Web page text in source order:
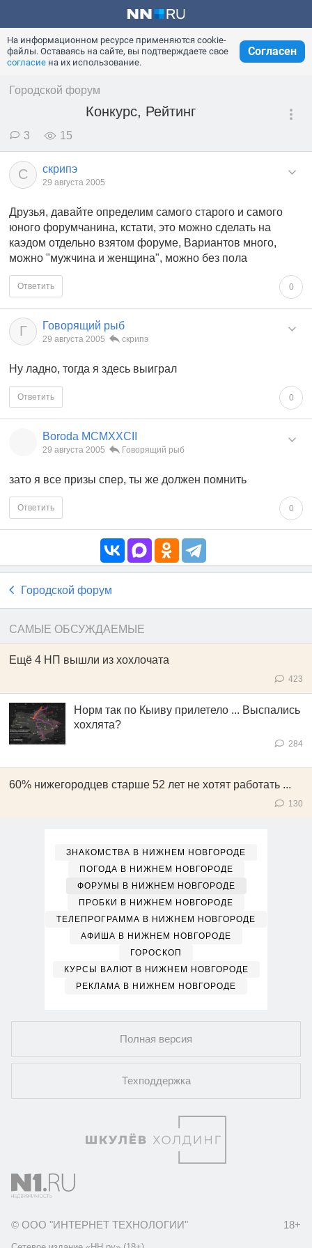
На информационном ресурсе применяются cookie-
файлы. Оставаясь на сайте, вы подтверждаете свое
согласие на их использование.
Согласен
Городской форум
Конкурс, Рейтинг
3 15
С скрипэ
29 августа 2005
Друзья, давайте определим самого старого и самого
юного форумчанина, кстати, это можно сделать на
каэдом отдельно взятом форуме, Вариантов много,
можно "мужчина и женщина", можно без пола
0
Ответить
Г Говорящий рыб
29 августа 2005 скрипэ
Ну ладно, тогда я здесь выиграл
0
Ответить
Boroda MCMXXCII
29 августа 2005 Говорящий рыб
зато я все призы спер, ты же должен помнить
0
Ответить
Городской форум
САМЫЕ ОБСУЖДАЕМЫЕ
Ещё 4 НП вышли из хохлочата
423
Норм так по Кыиву прилетело ... Выспались
хохлята?
284
60% нижегородцев старше 52 лет не хотят работать ...
130
ЗНАКОМСТВА В НИЖНЕМ НОВГОРОДЕ
ПОГОДА В НИЖНЕМ НОВГОРОДЕ
ФОРУМЫ В НИЖНЕМ НОВГОРОДЕ
ПРОБКИ В НИЖНЕМ НОВГОРОДЕ
ТЕЛЕПРОГРАММА В НИЖНЕМ НОВГОРОДЕ
АФИША В НИЖНЕМ НОВГОРОДЕ
ГОРОСКОП
КУРСЫ ВАЛЮТ В НИЖНЕМ НОВГОРОДЕ
РЕКЛАМА В НИЖНЕМ НОВГОРОДЕ
Полная версия
Техподдержка
© ООО "ИНТЕРНЕТ ТЕХНОЛОГИИ" 18+